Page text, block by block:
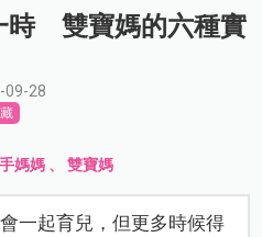
時 雙寶媽的六種實
09-28
媽媽 、雙寶媽
一起育兒，但更多時候得